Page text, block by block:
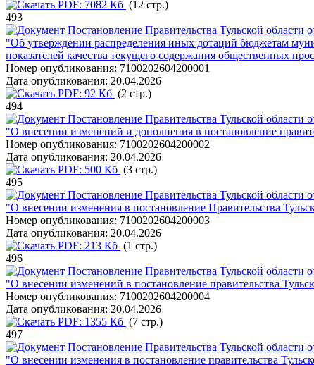
PDF: 7082 Кб (12 стр.)
493
Постановление Правительства Тульской области
"Об утверждении распределения иных дотаций бюджетам
показателей качества текущего содержания общественных
Номер опубликования: 7100202604200001
Дата опубликования: 20.04.2026
PDF: 92 Кб (2 стр.)
494
Постановление Правительства Тульской области
"О внесении изменений и дополнения в постановление
Номер опубликования: 7100202604200002
Дата опубликования: 20.04.2026
PDF: 500 Кб (3 стр.)
495
Постановление Правительства Тульской области
"О внесении изменения в постановление Правительства
Номер опубликования: 7100202604200003
Дата опубликования: 20.04.2026
PDF: 213 Кб (1 стр.)
496
Постановление Правительства Тульской области
"О внесении изменений в постановление правительства
Номер опубликования: 7100202604200004
Дата опубликования: 20.04.2026
PDF: 1355 Кб (7 стр.)
497
Постановление Правительства Тульской области
"О внесении изменения в постановление правительства